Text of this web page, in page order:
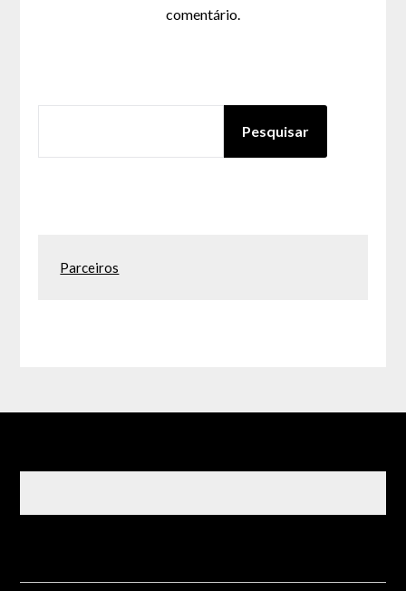
comentário.
Pesquisar
Parceiros